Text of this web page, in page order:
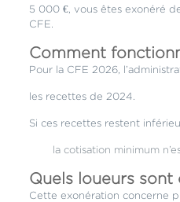
5 000 €, vous êtes exonéré
CFE.
Comment
Pour la CFE 2026,
les recettes de 2024.
Si ces recettes restent
la cotisation minimum
Quels loueurs sont
Cette exonération concerne